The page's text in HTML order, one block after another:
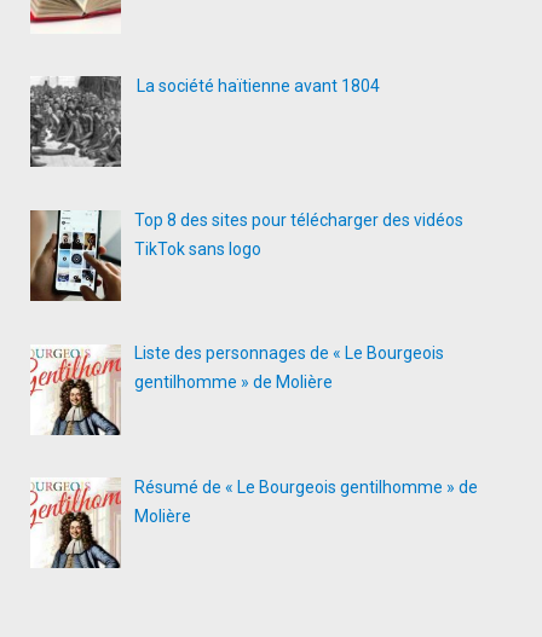
La société haïtienne avant 1804
Top 8 des sites pour télécharger des vidéos
TikTok sans logo
Liste des personnages de « Le Bourgeois
gentilhomme » de Molière
Résumé de « Le Bourgeois gentilhomme » de
Molière